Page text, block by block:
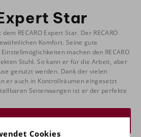
Cookies
Star
RECARO Expert Star. Der RECARO
Komfort. Seine gute
machen den RECARO
Stuhl. So kann er für die Arbeit, aber
genutzt werden. Dank der vielen
er auch in Kontrollräumen eingesetzt
Seitenwangen ist er der perfekte